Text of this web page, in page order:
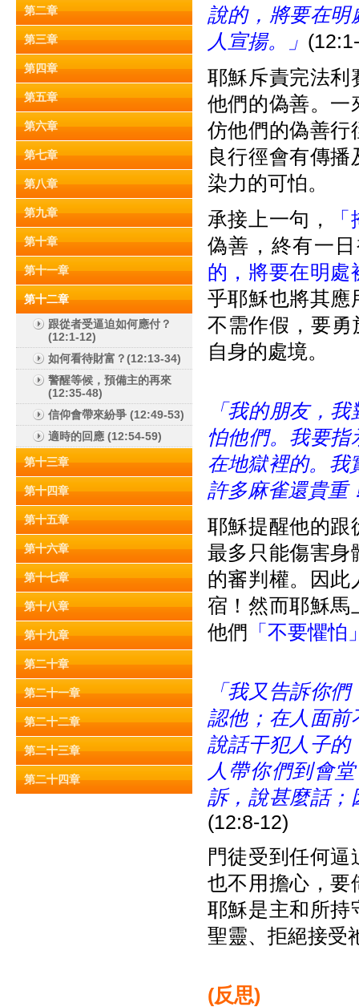
第二章
第三章
第四章
第五章
第六章
第七章
第八章
第九章
第十章
第十一章
第十二章
跟從者受逼迫如何應付？
(12:1-12)
如何看待財富？(12:13-34)
警醒等候，預備主的再來
(12:35-48)
信仰會帶來紛爭 (12:49-53)
適時的回應 (12:54-59)
第十三章
第十四章
第十五章
第十六章
第十七章
第十八章
第十九章
第二十章
第二十一章
第二十二章
第二十三章
第二十四章
說的，將要在明
人宣揚。」
耶穌斥責完法利
他們的偽善。一
仿他們的偽善行
良行徑會有傳
染力的可怕。
承接上一句，
偽善，終有一
的，將要在明處
乎耶穌也將其應
不需作假，要
自身的處境。
「我的朋友，
怕他們。我要指
在地獄裡的。
許多麻雀還貴重
耶穌提醒他的跟
最多只能傷害身
的審判權。因此
宿！然而耶穌馬
他們 「不要懼怕
「我又告訴你
認他；在人面前
說話干犯人子的
人帶你們到會
訴，說甚麼話；
(12:8-12)
門徒受到任何
也不用擔心，要
耶穌是主和所持
聖靈、拒絕接受
(反思)